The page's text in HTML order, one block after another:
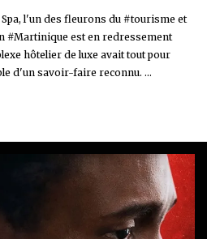
l'un des fleurons du #tourisme et
#Martinique est en redressement
hôtelier de luxe avait tout pour
d'un savoir-faire reconnu. ...